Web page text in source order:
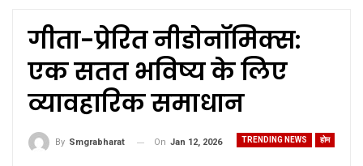
गीता-प्रेरित नीडोनॉमिक्स:
एक सतत भविष्य के लिए
व्यावहारिक समाधान
TRENDING NEWS होम
By Smgrabharat On Jan 12, 2026